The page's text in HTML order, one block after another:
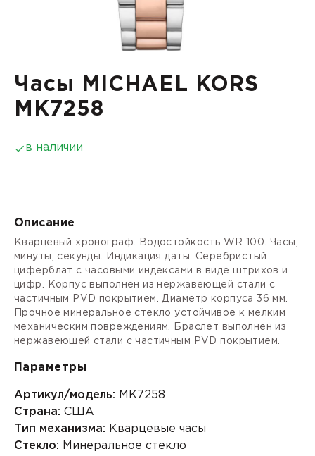
Часы MICHAEL KORS
MK7258
в наличии
Описание
Кварцевый хронограф. Водостойкость WR 100. Часы,
минуты, секунды. Индикация даты. Серебристый
циферблат с часовыми индексами в виде штрихов и
цифр. Корпус выполнен из нержавеющей стали с
частичным PVD покрытием. Диаметр корпуса 36 мм.
Прочное минеральное стекло устойчивое к мелким
механическим повреждениям. Браслет выполнен из
нержавеющей стали с частичным PVD покрытием.
Параметры
Артикул/модель: MK7258
Страна: США
Тип механизма: Кварцевые часы
Стекло: Минеральное стекло